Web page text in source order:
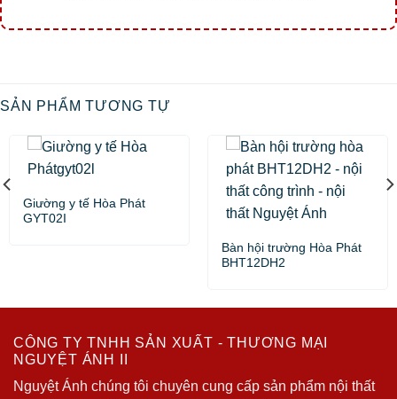
SẢN PHẨM TƯƠNG TỰ
Giường y tế Hòa Phát
GYT02I
Bàn hội trường Hòa Phát
BHT12DH2
CÔNG TY TNHH SẢN XUẤT - THƯƠNG MẠI
NGUYỆT ÁNH II
Nguyệt Ánh chúng tôi chuyên cung cấp sản phẩm nội thất